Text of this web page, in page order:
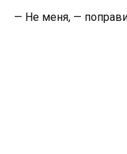
— Не меня, —